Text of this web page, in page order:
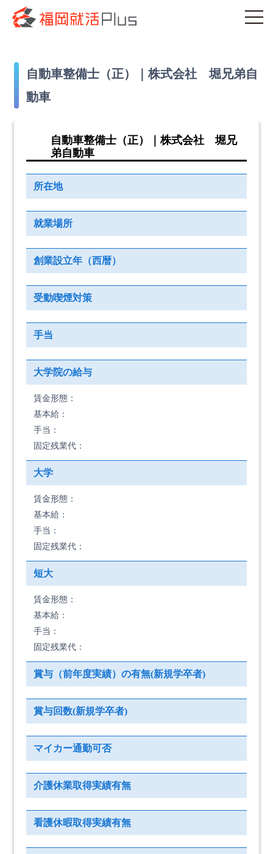
自動車整備士（正）｜株式会社 堀兄弟自
動車
自動車整備士（正）｜株式会社 堀兄
弟自動車
所在地
就業場所
創業設立年（西暦）
受動喫煙対策
手当
大学院の給与
賃金形態：
基本給：
手当：
固定残業代：
大学
賃金形態：
基本給：
手当：
固定残業代：
短大
賃金形態：
基本給：
手当：
固定残業代：
賞与（前年度実績）の有無(新規学卒者)
賞与回数(新規学卒者)
マイカー通勤可否
介護休業取得実績有無
看護休暇取得実績有無